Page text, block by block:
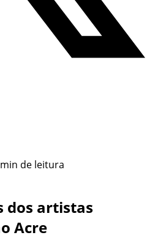
min de leitura
dos artistas
Acre